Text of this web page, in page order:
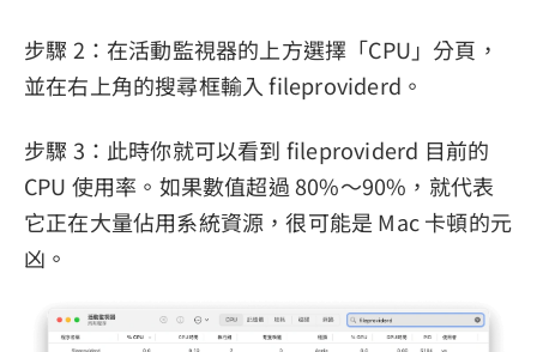
步驟 2：在活動監視器的上方選擇「CPU」分頁，
並在右上角的搜尋框輸入 fileproviderd。
步驟 3：此時你就可以看到 fileproviderd 目前的
CPU 使用率。如果數值超過 80%～90%，就代表
它正在大量佔用系統資源，很可能是 Mac 卡頓的元
凶。